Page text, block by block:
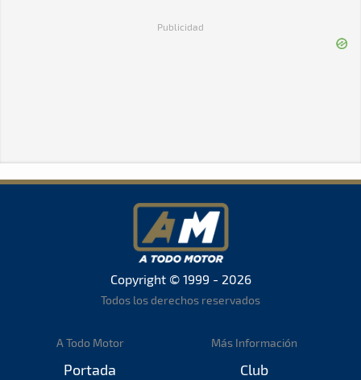
Publicidad
Copyright © 1999 - 2026
Todos los derechos reservados
A Todo Motor
Portada
Más Información
Club